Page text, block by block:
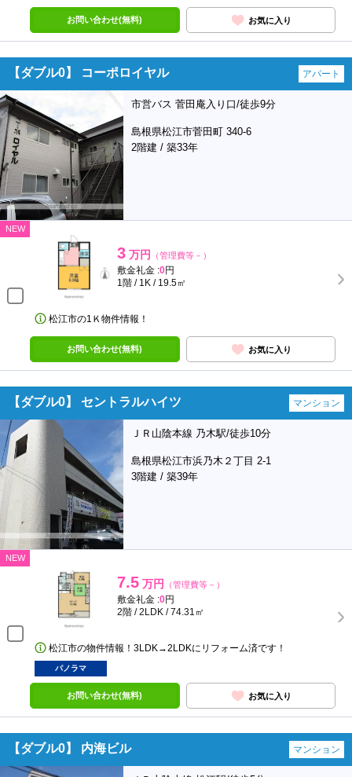
お問い合わせ(無料) お気に入り
【ダブル0】 コーポロイヤル アパート
市営バス 菅田庵入り口/徒歩9分
島根県松江市菅田町 340-6
2階建 / 築33年
NEW
3 万円 （管理費等－）
敷金礼金 :0円
1階 / 1K / 19.5㎡
松江市の1Ｋ物件情報！
お問い合わせ(無料) お気に入り
【ダブル0】 セントラルハイツ マンション
ＪＲ山陰本線 乃木駅/徒歩10分
島根県松江市浜乃木２丁目 2-1
3階建 / 築39年
NEW
7.5 万円 （管理費等－）
敷金礼金 :0円
2階 / 2LDK / 74.31㎡
松江市の物件情報！3LDK→2LDKにリフォーム済です！
パノラマ
お問い合わせ(無料) お気に入り
【ダブル0】 内海ビル マンション